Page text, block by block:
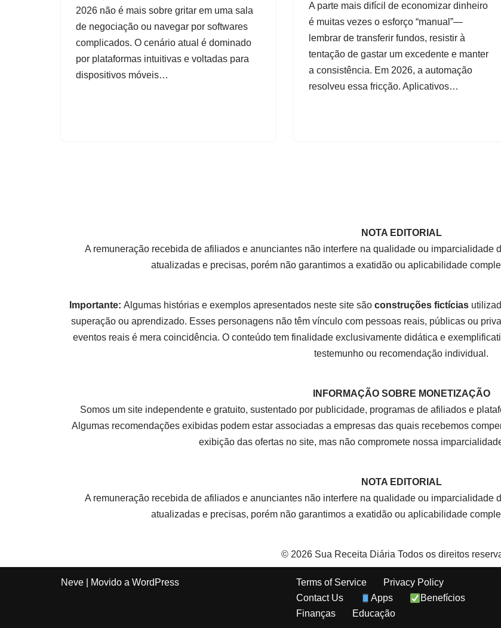
2026 não é mais sobre gritar em uma sala
de negociação ou navegar por softwares
complicados. O cenário atual é dominado
por plataformas intuitivas e voltadas para
dispositivos móveis…
A parte mais difícil de economizar dinheiro
é muitas vezes o esforço “manual”—
lembrar de transferir fundos, resistir à
tentação de gastar um excedente e manter
a consistência. Em 2026, a automação
resolveu essa fricção. Aplicativos…
NOTA EDITORIAL
A remuneração recebida de afiliados e anunciantes não interfere na qualidade ou imparcialidade
atualizadas e precisas, porém não garantimos a exatidão ou aplicabilidade
Importante: Algumas histórias e exemplos apresentados neste site são construções fictícias
superação ou aprendizado. Esses personagens não têm vínculo com pessoas reais, públicas ou
eventos reais é mera coincidência. O conteúdo tem finalidade exclusivamente didática e
testemunho ou recomendação individual.
INFORMAÇÃO SOBRE MONETIZAÇÃO
Somos um site independente e gratuito, sustentado por publicidade, programas de afiliados e
Algumas recomendações exibidas podem estar associadas a empresas das quais recebemos
exibição das ofertas no site, mas não compromete nossa
NOTA EDITORIAL
A remuneração recebida de afiliados e anunciantes não interfere na qualidade ou imparcialidade
atualizadas e precisas, porém não garantimos a exatidão ou aplicabilidade
© 2026 Sua Receita Diária Todos os direitos
Neve | Movido a WordPress Terms of Service
Privacy Policy
Contact Us
Apps
Benefícios
Finanças
Educação